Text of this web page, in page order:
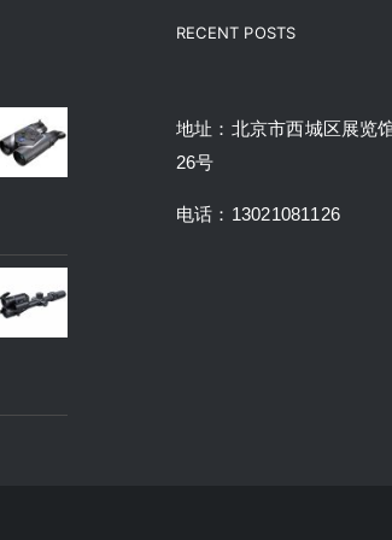
RECENT POSTS
地址：北京市西城区展览
26号
电话：13021081126